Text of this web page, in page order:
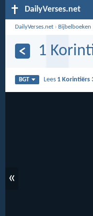
DailyVerses.net
DailyVerses.net › Bijbelboeken
1
BGT Lees 1 Korintiërs
«